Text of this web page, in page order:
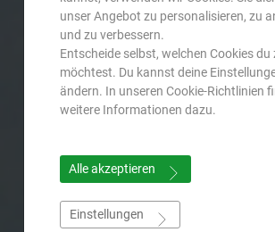
unser Angebot zu personalisieren, zu
und zu verbessern.
Entscheide selbst, welchen Cookies
möchtest. Du kannst deine
ändern. In unseren Cookie-Richtlinien
weitere Informationen dazu.
Alle akzeptieren
Einstellungen